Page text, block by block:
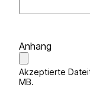
Anhang
Akzeptierte
MB.